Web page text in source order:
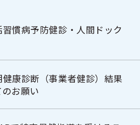
習慣病予防健診・人間ドック
健康診断（事業者健診）結果
お願い